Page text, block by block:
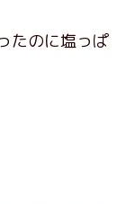
たのに塩っぱ